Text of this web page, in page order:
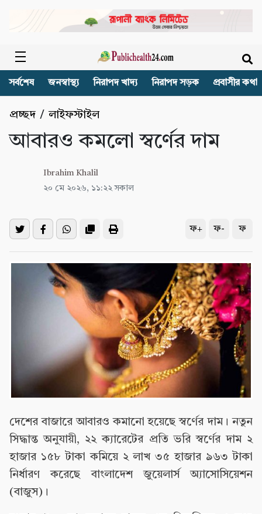
সর্বশেষ জনস্বাস্থ্য নিরাপদ খাদ্য নিরাপদ সড়ক প্রবাসীর কথা
প্রচ্ছদ /লাইফস্টাইল
আবারও কমলো স্বর্ণের দাম
Ibrahim Khalil
২০ মে ২০২৬, ১১:২২ সকাল
ফ+ ফ- ফ
দেশের বাজারে আবারও কমানো হয়েছে স্বর্ণের দাম। নতুন
সিদ্ধান্ত অনুযায়ী, ২২ ক্যারেটের প্রতি ভরি স্বর্ণের দাম ২
হাজার ১৫৮ টাকা কমিয়ে ২ লাখ ৩৫ হাজার ৯৬৩ টাকা
নির্ধারণ করেছে বাংলাদেশ জুয়েলার্স অ্যাসোসিয়েশন
(বাজুস)।